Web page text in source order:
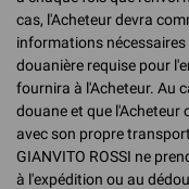
cas, l'Acheteur devra
informations
douanière requise pour
fournira à l'Acheteur. Au
douane et que
avec son propre
GIANVITO ROSSI ne
à l'expédition ou au